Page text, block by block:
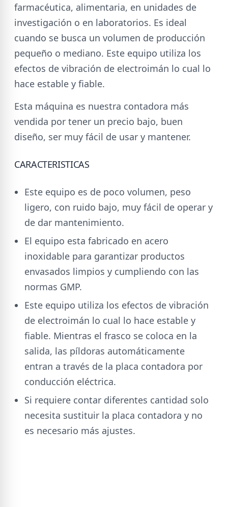
farmacéutica, alimentaria, en unidades de
investigación o en laboratorios. Es ideal
cuando se busca un volumen de producción
pequeño o mediano. Este equipo utiliza los
efectos de vibración de electroimán lo cual lo
hace estable y fiable.
Esta máquina es nuestra contadora más
vendida por tener un precio bajo, buen
diseño, ser muy fácil de usar y mantener.
CARACTERISTICAS
Este equipo es de poco volumen, peso
ligero, con ruido bajo, muy fácil de operar y
de dar mantenimiento.
El equipo esta fabricado en acero
inoxidable para garantizar productos
envasados limpios y cumpliendo con las
normas GMP.
Este equipo utiliza los efectos de vibración
de electroimán lo cual lo hace estable y
fiable. Mientras el frasco se coloca en la
salida, las píldoras automáticamente
entran a través de la placa contadora por
conducción eléctrica.
Si requiere contar diferentes cantidad solo
necesita sustituir la placa contadora y no
es necesario más ajustes.